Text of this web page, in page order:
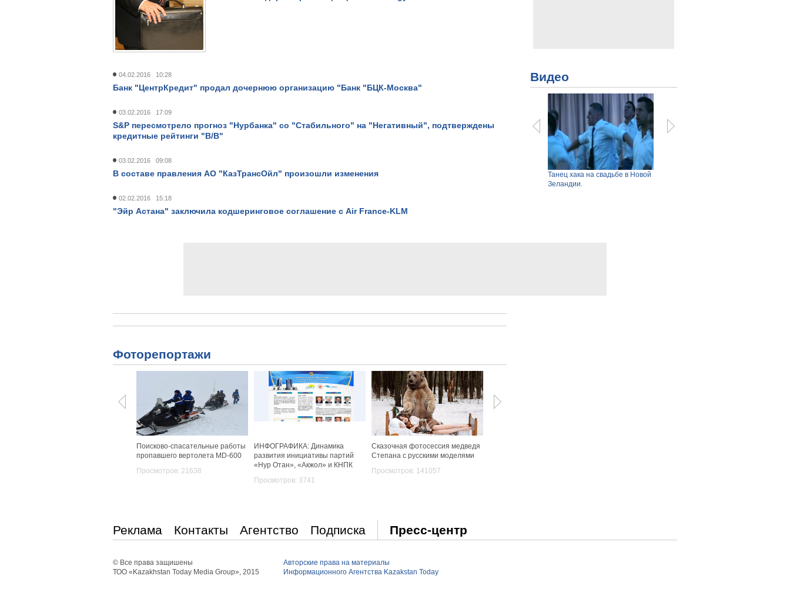
04.02.2016 10:28
Банк "ЦентрКредит" продал дочернюю организацию "Банк "БЦК-Москва"
03.02.2016 17:09
S&P пересмотрело прогноз "Нурбанка" со "Стабильного" на "Негативный", подтверждены
кредитные рейтинги "В/В"
03.02.2016 09:08
В составе правления АО "КазТрансОйл" произошли изменения
02.02.2016 15:18
"Эйр Астана" заключила кодшеринговое соглашение с Air France-KLM
Видео
Танец хака на свадьбе в Новой
Зеландии.
Фоторепортажи
Поисково-спасательные работы
пропавшего вертолета MD-600
Просмотров: 21638
ИНФОГРАФИКА: Динамика
развития инициативы партий
«Нур Отан», «Акжол» и КНПК
Просмотров: 3741
Сказочная фотосессия медведя
Степана с русскими моделями
Просмотров: 141057
Реклама Контакты Агентство Подписка Пресс-центр
© Все права защишены
ТОО «Kazakhstan Today Media Group», 2015
Авторские права на материалы
Информационного Агентства Kazakstan Today